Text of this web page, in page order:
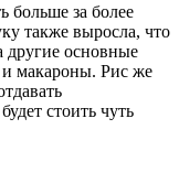
больше за более
также выросла, что
другие основные
и макароны. Рис же
стоить чуть